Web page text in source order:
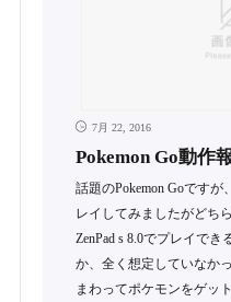
7月 22, 2016
Pokemon Go動作
話題のPokemon Goですが
レイしてみましたがどち
ZenPad s 8.0でプレイで
か、全く想定していなか
まわってポケモンをゲッ